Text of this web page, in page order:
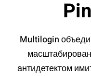
Multilogin
антидетектом